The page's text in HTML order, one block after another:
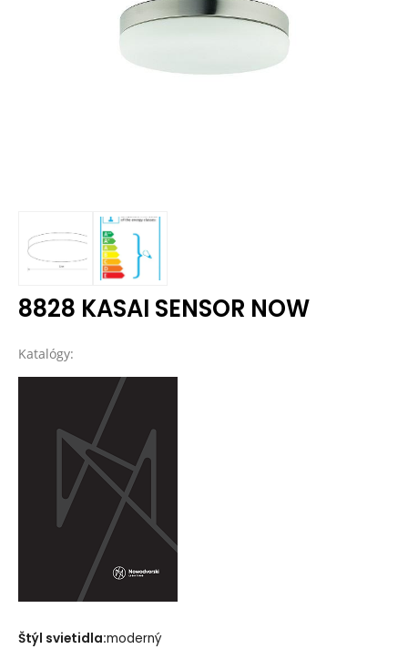
8828 KASAI SENSOR NOW
Katalógy:
Štýl svietidla:moderný